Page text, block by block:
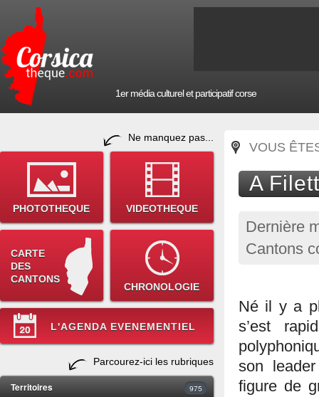
1er média culturel et participatif corse
Ne manquez pas...
PHOTOTHEQUE VIDEOTHEQUE
CARTE
DES
CANTONS
CHRONOLOGIE
L'AGENDA EVENEMENTIEL
Parcourez-ici les rubriques
Territoires 975
VOUS
A
Dernière
Cantons
Né il y a
s’est
son
figure de